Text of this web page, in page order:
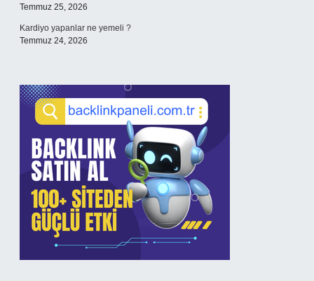
Temmuz 25, 2026
Kardiyo yapanlar ne yemeli ?
Temmuz 24, 2026